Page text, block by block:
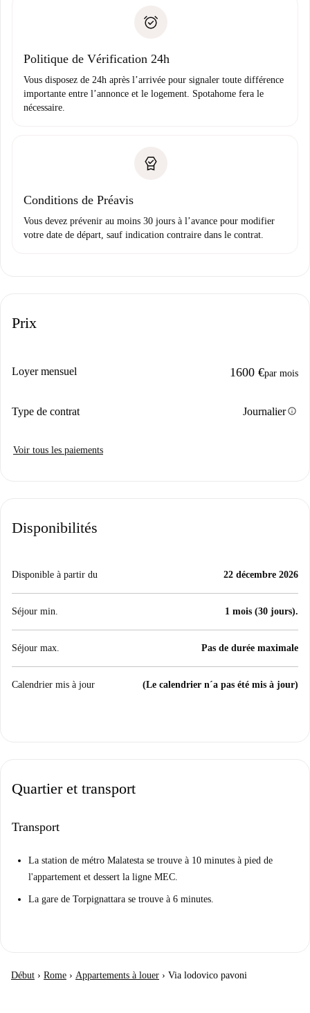
Justificatif de solvabilité
uniquement si aucun problème n'est signalé.
Politique de Vérification 24h
Vous disposez de 24h après l’arrivée pour signaler toute différence
importante entre l’annonce et le logement. Spotahome fera le
nécessaire.
Conditions de Préavis
Vous devez prévenir au moins 30 jours à l’avance pour modifier
votre date de départ, sauf indication contraire dans le contrat.
Prix
Loyer mensuel 1600 €par mois
Type de contrat Journalierinfo
Voir tous les paiements
Disponibilités
Disponible à partir du 22 décembre 2026
Séjour min. 1 mois (30 jours).
Séjour max. Pas de durée maximale
Calendrier mis à jour (Le calendrier n´a pas été mis à jour)
Quartier et transport
Transport
La station de métro Malatesta se trouve à 10 minutes à pied de
l'appartement et dessert la ligne MEC.
La gare de Torpignattara se trouve à 6 minutes.
Début › Rome › Appartements à louer › Via lodovico pavoni